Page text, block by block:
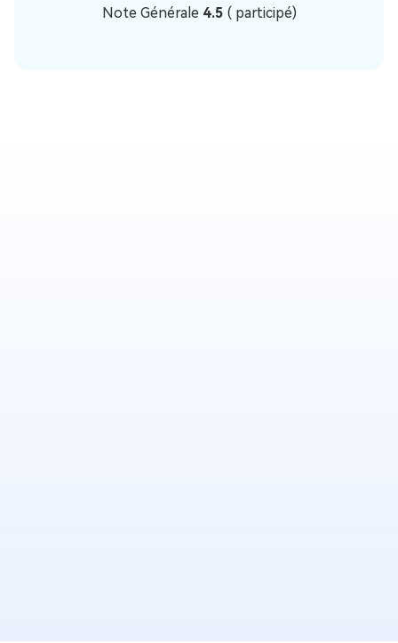
Note Générale 4.5 (participé)